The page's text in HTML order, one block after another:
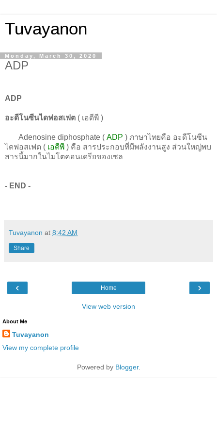
Tuvayanon
Monday, March 30, 2020
ADP
ADP
อะดีโนซีนไดฟอสเฟต ( เอดีพี )
Adenosine diphosphate ( ADP ) ภาษาไทยคือ อะดีโนซีน
ไดฟอสเฟต ( เอดีพี ) คือ สารประกอบที่มีพลังงานสูง ส่วนใหญ่พบ
สารนี้มากในไมโตคอนเดรียของเซล
- END -
Tuvayanon at 8:42 AM
Share
‹ ›
Home
View web version
About Me
Tuvayanon
View my complete profile
Powered by Blogger.